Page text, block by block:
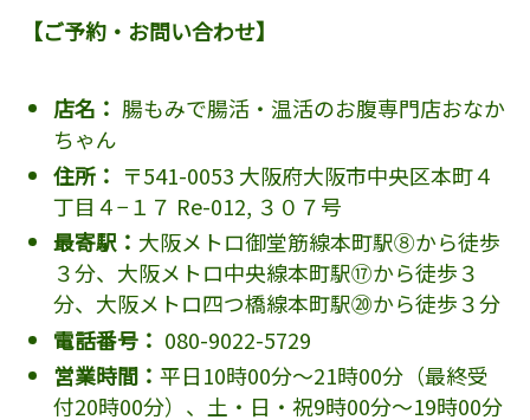
【ご予約・お問い合わせ】
店名： 腸もみで腸活・温活のお腹専門店おなか
ちゃん
住所： 〒541-0053 大阪府大阪市中央区本町４
丁目４−１７ Re-012, ３０７号
最寄駅： 大阪メトロ御堂筋線本町駅⑧から徒歩
３分、大阪メトロ中央線本町駅⑰から徒歩３
分、大阪メトロ四つ橋線本町駅⑳から徒歩３分
電話番号： 080-9022-5729
営業時間： 平日10時00分～21時00分（最終受
付20時00分）、土・日・祝9時00分～19時00分